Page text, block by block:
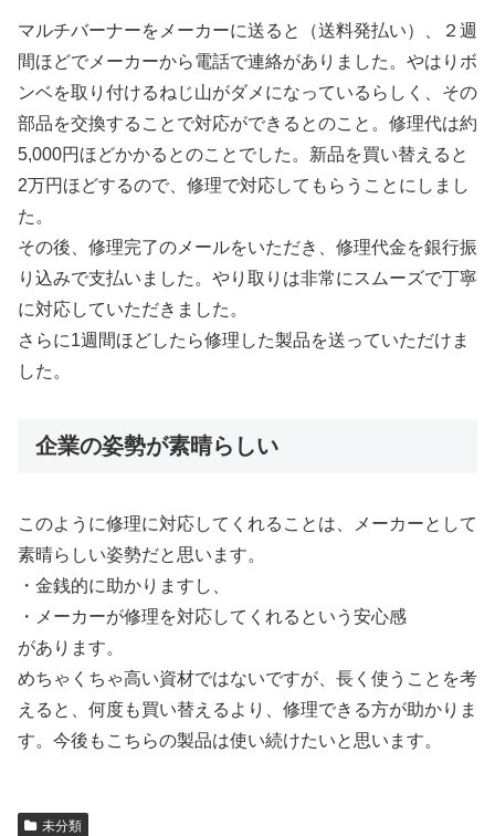
マルチバーナーをメーカーに送ると（送料発払い）、２週
間ほどでメーカーから電話で連絡がありました。やはりボ
ンベを取り付けるねじ山がダメになっているらしく、その
部品を交換することで対応ができるとのこと。修理代は約
5,000円ほどかかるとのことでした。新品を買い替えると
2万円ほどするので、修理で対応してもらうことにしまし
た。
その後、修理完了のメールをいただき、修理代金を銀行振
り込みで支払いました。やり取りは非常にスムーズで丁寧
に対応していただきました。
さらに1週間ほどしたら修理した製品を送っていただけま
した。
企業の姿勢が素晴らしい
このように修理に対応してくれることは、メーカーとして
素晴らしい姿勢だと思います。
・金銭的に助かりますし、
・メーカーが修理を対応してくれるという安心感
があります。
めちゃくちゃ高い資材ではないですが、長く使うことを考
えると、何度も買い替えるより、修理できる方が助かりま
す。今後もこちらの製品は使い続けたいと思います。
未分類